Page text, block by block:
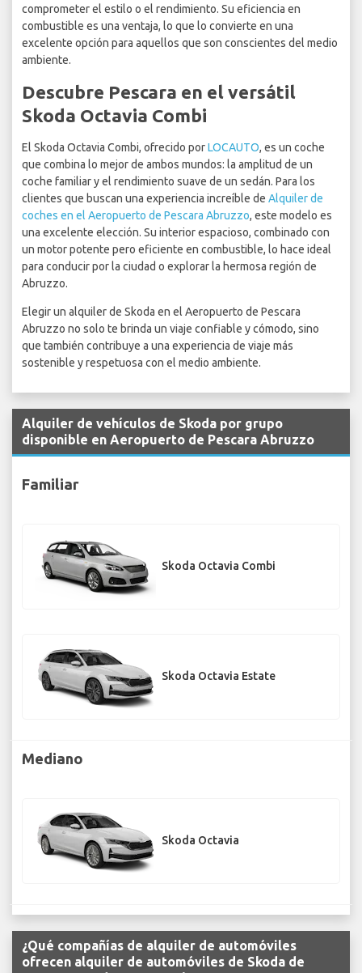
comprometer el estilo o el rendimiento. Su eficiencia en
combustible es una ventaja, lo que lo convierte en una
excelente opción para aquellos que son conscientes del medio
ambiente.
Descubre Pescara en el versátil
Skoda Octavia Combi
El Skoda Octavia Combi, ofrecido porLOCAUTO, es un coche
que combina lo mejor de ambos mundos: la amplitud de un
coche familiar y el rendimiento suave de un sedán. Para los
clientes que buscan una experiencia increíble de Alquiler de
coches en el Aeropuerto de Pescara Abruzzo, este modelo es
una excelente elección. Su interior espacioso, combinado con
un motor potente pero eficiente en combustible, lo hace ideal
para conducir por la ciudad o explorar la hermosa región de
Abruzzo.
Elegir un alquiler de Skoda en el Aeropuerto de Pescara
Abruzzo no solo te brinda un viaje confiable y cómodo, sino
que también contribuye a una experiencia de viaje más
sostenible y respetuosa con el medio ambiente.
Alquiler de vehículos de Skoda por grupo
disponible en Aeropuerto de Pescara Abruzzo
Familiar
Skoda Octavia Combi
Skoda Octavia Estate
Mediano
Skoda Octavia
¿Qué compañías de alquiler de automóviles
ofrecen alquiler de automóviles de Skoda de